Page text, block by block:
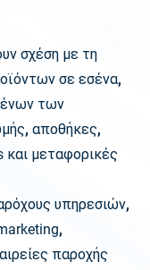
σχέση με τη
σε εσένα,
των
αποθήκες,
και μεταφορικές
υπηρεσιών,
,
παροχής